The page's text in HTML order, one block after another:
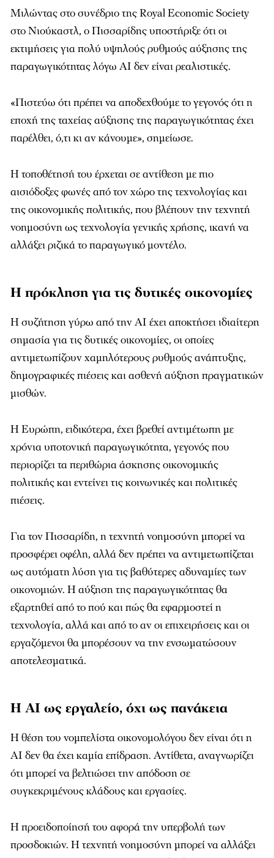
Μιλώντας στο συνέδριο της Royal Economic Society
στο Νιούκαστλ, ο Πισσαρίδης υποστήριξε ότι οι
εκτιμήσεις για πολύ υψηλούς ρυθμούς αύξησης της
παραγωγικότητας λόγω AI δεν είναι ρεαλιστικές.
«Πιστεύω ότι πρέπει να αποδεχθούμε το γεγονός ότι η
εποχή της ταχείας αύξησης της παραγωγικότητας έχει
παρέλθει, ό,τι κι αν κάνουμε», σημείωσε.
Η τοποθέτησή του έρχεται σε αντίθεση με πιο
αισιόδοξες φωνές από τον χώρο της τεχνολογίας και
της οικονομικής πολιτικής, που βλέπουν την τεχνητή
νοημοσύνη ως τεχνολογία γενικής χρήσης, ικανή να
αλλάξει ριζικά το παραγωγικό μοντέλο.
Η πρόκληση για τις δυτικές οικονομίες
Η συζήτηση γύρω από την AI έχει αποκτήσει ιδιαίτερη
σημασία για τις δυτικές οικονομίες, οι οποίες
αντιμετωπίζουν χαμηλότερους ρυθμούς ανάπτυξης,
δημογραφικές πιέσεις και ασθενή αύξηση πραγματικών
μισθών.
Η Ευρώπη, ειδικότερα, έχει βρεθεί αντιμέτωπη με
χρόνια υποτονική παραγωγικότητα, γεγονός που
περιορίζει τα περιθώρια άσκησης οικονομικής
πολιτικής και εντείνει τις κοινωνικές και πολιτικές
πιέσεις.
Για τον Πισσαρίδη, η τεχνητή νοημοσύνη μπορεί να
προσφέρει οφέλη, αλλά δεν πρέπει να αντιμετωπίζεται
ως αυτόματη λύση για τις βαθύτερες αδυναμίες των
οικονομιών. Η αύξηση της παραγωγικότητας θα
εξαρτηθεί από το πού και πώς θα εφαρμοστεί η
τεχνολογία, αλλά και από το αν οι επιχειρήσεις και οι
εργαζόμενοι θα μπορέσουν να την ενσωματώσουν
αποτελεσματικά.
Η AI ως εργαλείο, όχι ως πανάκεια
Η θέση του νομπελίστα οικονομολόγου δεν είναι ότι η
AI δεν θα έχει καμία επίδραση. Αντίθετα, αναγνωρίζει
ότι μπορεί να βελτιώσει την απόδοση σε
συγκεκριμένους κλάδους και εργασίες.
Η προειδοποίησή του αφορά την υπερβολή των
προσδοκιών. Η τεχνητή νοημοσύνη μπορεί να αλλάξει